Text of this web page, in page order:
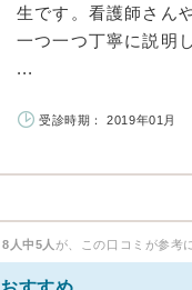
生です。看護師さん
一つ一つ丁寧に説明
...
受診時期： 2019年01月
8人中5人 が、この口コミが参考